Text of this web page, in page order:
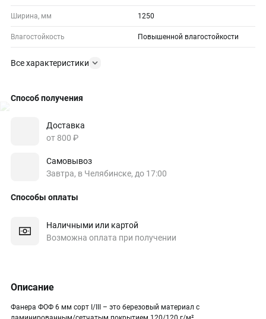
Ширина, мм 1250
Влагостойкость Повышенной влагостойкости
Все характеристики
Способ получения
Доставка
от 800 ₽
Самовывоз
Завтра, в Челябинске, до 17:00
Способы оплаты
Наличными или картой
Возможна оплата при получении
Описание
Фанера ФОФ 6 мм сорт I/III – это березовый материал с